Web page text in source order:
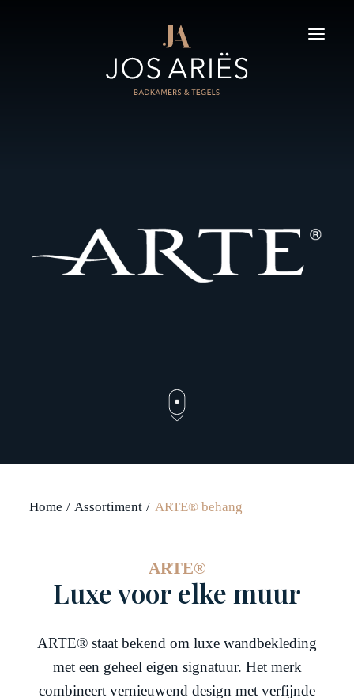
Home Assortiment ARTE® behang
ARTE®
Luxe voor elke muur
ARTE® staat bekend om luxe wandbekleding
met een geheel eigen signatuur. Het merk
combineert vernieuwend design met verfijnde